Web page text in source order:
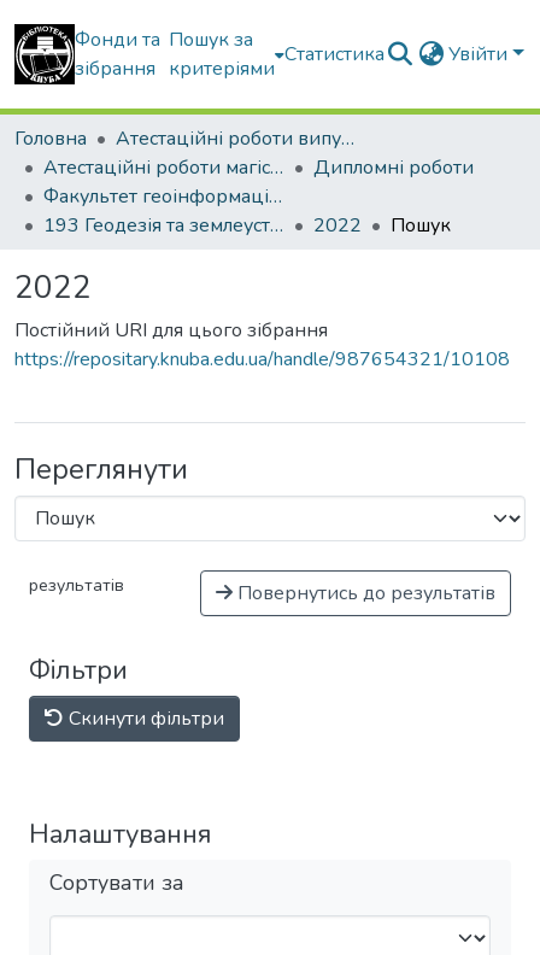
Фонди та
зібрання
Пошук за
критеріями
Статистика Увійти
Головна
Атестаційні роботи випускників
Атестаційні роботи магістрів
Дипломні роботи
Факультет геоінформаційних систем та управління територіями
193 Геодезія та землеустрій. Геоінформаційні системи і технології
2022 Пошук
2022
Постійний URI для цього зібрання
https://repositary.knuba.edu.ua/handle/987654321/10108
Переглянути
результатів Повернутись до результатів
Фільтри
Скинути фільтри
Налаштування
Сортувати за